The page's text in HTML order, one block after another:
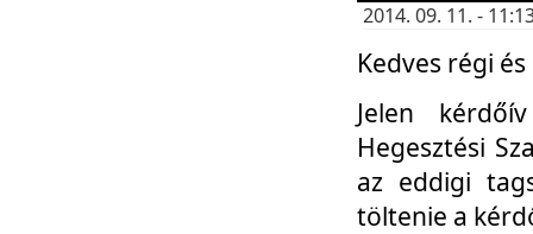
2014. 09. 11. -
Kedves régi
Jelen
Hegesztési
az eddigi
töltenie a